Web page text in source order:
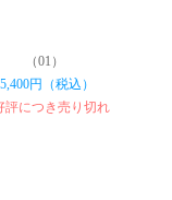
（01）
円（税込）
評につき売り切れ